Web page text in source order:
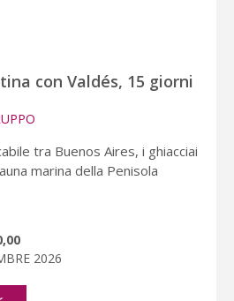
con Valdés, 15 giorni
tra Buenos Aires, i ghiacciai
marina della Penisola
2026